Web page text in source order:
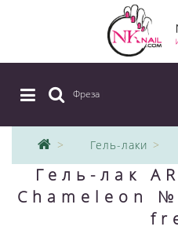
Фреза
Гель-лаки
Гель-лак
Chameleon